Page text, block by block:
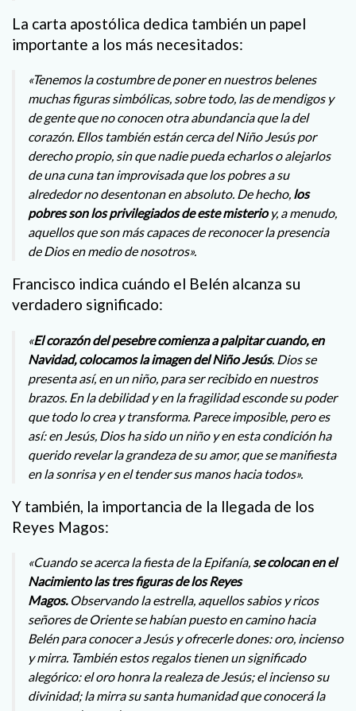
La carta apostólica dedica también un papel
importante a los más necesitados:
«Tenemos la costumbre de poner en nuestros belenes
muchas figuras simbólicas, sobre todo, las de mendigos y
de gente que no conocen otra abundancia que la del
corazón. Ellos también están cerca del Niño Jesús por
derecho propio, sin que nadie pueda echarlos o alejarlos
de una cuna tan improvisada que los pobres a su
alrededor no desentonan en absoluto. De hecho, los
pobres son los privilegiados de este misterioy, a menudo,
aquellos que son más capaces de reconocer la presencia
de Dios en medio de nosotros».
Francisco indica cuándo el Belén alcanza su
verdadero significado:
«El corazón del pesebre comienza a palpitar cuando, en
Navidad, colocamos la imagen del Niño Jesús. Dios se
presenta así, en un niño, para ser recibido en nuestros
brazos. En la debilidad y en la fragilidad esconde su poder
que todo lo crea y transforma. Parece imposible, pero es
así: en Jesús, Dios ha sido un niño y en esta condición ha
querido revelar la grandeza de su amor, que se manifiesta
en la sonrisa y en el tender sus manos hacia todos».
Y también, la importancia de la llegada de los
Reyes Magos:
«Cuando se acerca la fiesta de la Epifanía, se colocan en el
Nacimiento las tres figuras de los Reyes
Magos.Observando la estrella, aquellos sabios y ricos
señores de Oriente se habían puesto en camino hacia
Belén para conocer a Jesús y ofrecerle dones: oro, incienso
y mirra. También estos regalos tienen un significado
alegórico: el oro honra la realeza de Jesús; el incienso su
divinidad; la mirra su santa humanidad que conocerá la